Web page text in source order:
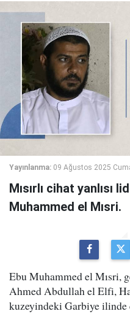
Yayınlanma: 09 Ağustos 2025
Mısırlı cihat yanlısı
Muhammed el Mısri.
Ebu Muhammed el Mısri,
Ahmed Abdullah el Elfi,
kuzeyindeki Garbiye ilinde